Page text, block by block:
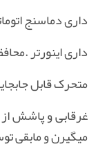
داری دماسنج
داری اینورتر
متحرک قابل جابجایی
میگیرن و مابقی